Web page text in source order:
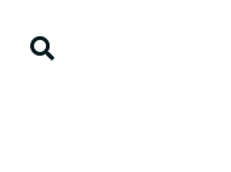
contenu